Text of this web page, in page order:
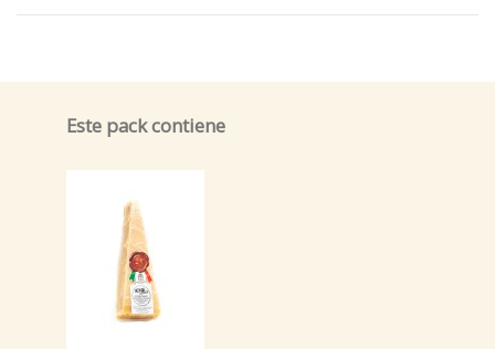
Este pack contiene